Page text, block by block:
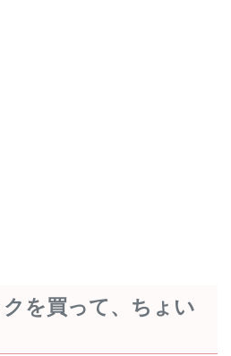
を買って、ちょい